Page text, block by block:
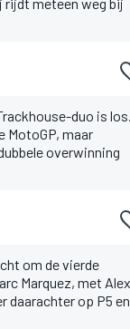
duo is
MotoGP, maar
overwinning
om de vierde
Marquez, met Alex
daarachter op P5 en